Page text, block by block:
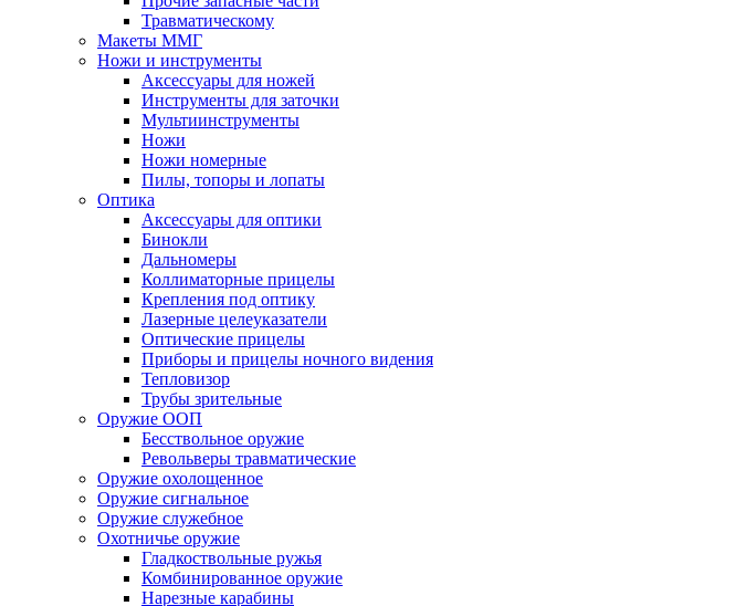
Травматическому
Макеты ММГ
Ножи и инструменты
Аксессуары для ножей
Инструменты для заточки
Мультиинструменты
Ножи
Ножи номерные
Пилы, топоры и лопаты
Оптика
Аксессуары для оптики
Бинокли
Дальномеры
Коллиматорные прицелы
Крепления под оптику
Лазерные целеуказатели
Оптические прицелы
Приборы и прицелы ночного видения
Тепловизор
Трубы зрительные
Оружие ООП
Бесствольное оружие
Револьверы травматические
Оружие охолощенное
Оружие сигнальное
Оружие служебное
Охотничье оружие
Гладкоствольные ружья
Комбинированное оружие
Нарезные карабины